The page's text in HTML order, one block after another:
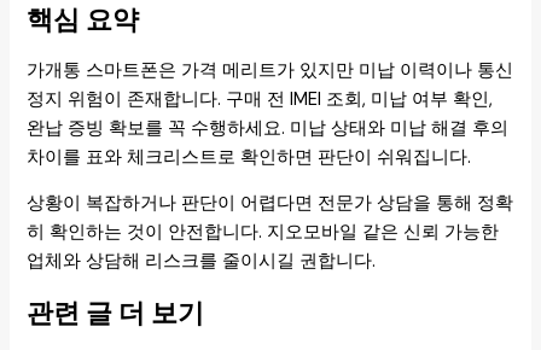
핵심 요약
가개통 스마트폰은 가격 메리트가 있지만 미납 이력이나 통신
정지 위험이 존재합니다. 구매 전 IMEI 조회, 미납 여부 확인,
완납 증빙 확보를 꼭 수행하세요. 미납 상태와 미납 해결 후의
차이를 표와 체크리스트로 확인하면 판단이 쉬워집니다.
상황이 복잡하거나 판단이 어렵다면 전문가 상담을 통해 정확
히 확인하는 것이 안전합니다. 지오모바일 같은 신뢰 가능한
업체와 상담해 리스크를 줄이시길 권합니다.
관련 글 더 보기